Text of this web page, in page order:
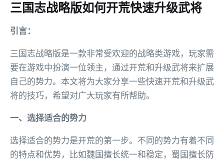
三国志战略版如何开荒快速升级武将
引言：
三国志战略版是一款非常受欢迎的战略类游戏，玩家需
要在游戏中扮演一位领主，通过开荒和升级武将来扩展
自己的势力。本文将为大家分享一些快速开荒和升级武
将的技巧，希望对广大玩家有所帮助。
一、选择适合的势力
选择适合的势力是开荒的第一步。不同的势力有着不同
的特点和优势，比如魏国擅长统一和稳定，蜀国擅长防